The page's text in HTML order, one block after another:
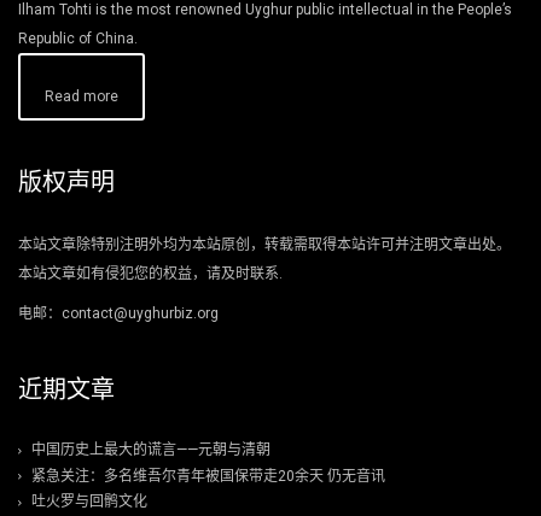
Ilham Tohti is the most renowned Uyghur public intellectual in the People’s
Republic of China.
Read more
版权声明
本站文章除特别注明外均为本站原创，转载需取得本站许可并注明文章出处。
本站文章如有侵犯您的权益，请及时联系.
电邮：contact@uyghurbiz.org
近期文章
中国历史上最大的谎言——元朝与清朝
紧急关注：多名维吾尔青年被国保带走20余天 仍无音讯
吐火罗与回鹘文化